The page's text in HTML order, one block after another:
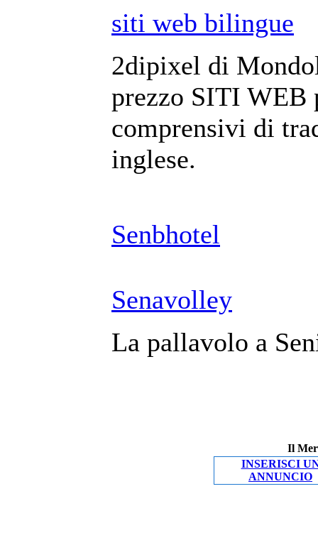
siti web bilingue
2dipixel di
prezzo SITI WEB
comprensivi di
inglese.
Senbhotel
Senavolley
La pallavolo a
Il
INSERISCI
ANNUNCIO